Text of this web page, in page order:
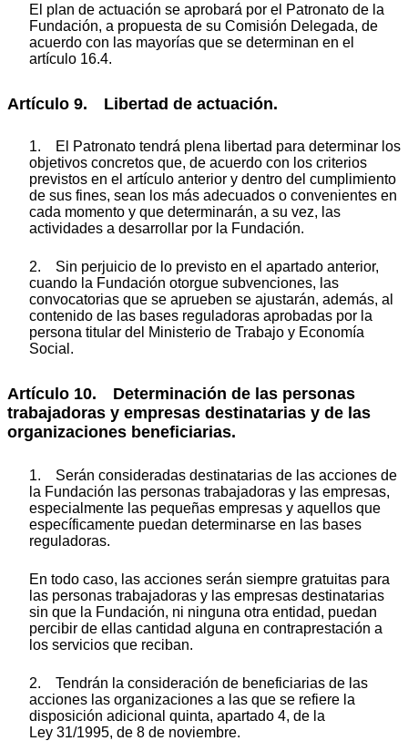
El plan de actuación se aprobará por el Patronato de la
Fundación, a propuesta de su Comisión Delegada, de
acuerdo con las mayorías que se determinan en el
artículo 16.4.
Artículo 9. Libertad de actuación.
1. El Patronato tendrá plena libertad para determinar los
objetivos concretos que, de acuerdo con los criterios
previstos en el artículo anterior y dentro del cumplimiento
de sus fines, sean los más adecuados o convenientes en
cada momento y que determinarán, a su vez, las
actividades a desarrollar por la Fundación.
2. Sin perjuicio de lo previsto en el apartado anterior,
cuando la Fundación otorgue subvenciones, las
convocatorias que se aprueben se ajustarán, además, al
contenido de las bases reguladoras aprobadas por la
persona titular del Ministerio de Trabajo y Economía
Social.
Artículo 10. Determinación de las personas
trabajadoras y empresas destinatarias y de las
organizaciones beneficiarias.
1. Serán consideradas destinatarias de las acciones de
la Fundación las personas trabajadoras y las empresas,
especialmente las pequeñas empresas y aquellos que
específicamente puedan determinarse en las bases
reguladoras.
En todo caso, las acciones serán siempre gratuitas para
las personas trabajadoras y las empresas destinatarias
sin que la Fundación, ni ninguna otra entidad, puedan
percibir de ellas cantidad alguna en contraprestación a
los servicios que reciban.
2. Tendrán la consideración de beneficiarias de las
acciones las organizaciones a las que se refiere la
disposición adicional quinta, apartado 4, de la
Ley 31/1995, de 8 de noviembre.